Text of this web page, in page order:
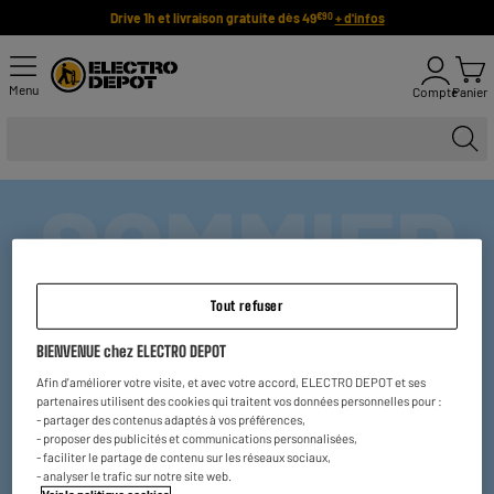
Drive 1h et livraison gratuite dès 49€90 + d'infos
Menu ComptePanier
Désolé, chez nous, pas de sommier…
Tout refuser
BIENVENUE chez ELECTRO DEPOT
Afin d'améliorer votre visite, et avec votre accord, ELECTRO DEPOT et ses
partenaires utilisent des cookies qui traitent vos données personnelles pour :
- partager des contenus adaptés à vos préférences,
- proposer des publicités et communications personnalisées,
- faciliter le partage de contenu sur les réseaux sociaux,
- analyser le trafic sur notre site web.